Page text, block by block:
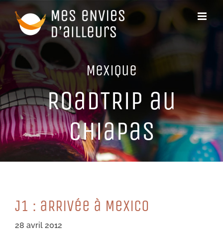
Passer
contenu
MeXiQue
RoaDTRiP au
CHiaPaS
J1 : aRRiVée à MeXiCo
28 avril 2012